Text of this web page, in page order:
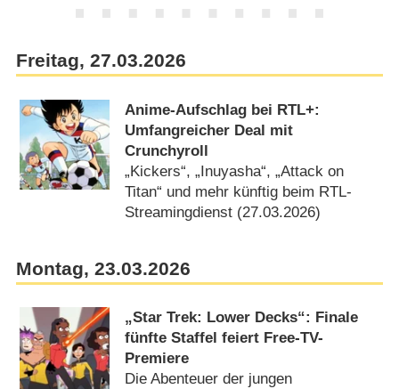
Freitag, 27.03.2026
Anime-Aufschlag bei RTL+:
Umfangreicher Deal mit
Crunchyroll
„Kickers“, „Inuyasha“, „Attack on
Titan“ und mehr künftig beim RTL-
Streamingdienst (27.03.2026)
Montag, 23.03.2026
„Star Trek: Lower Decks“: Finale
fünfte Staffel feiert Free-TV-
Premiere
Die Abenteuer der jungen